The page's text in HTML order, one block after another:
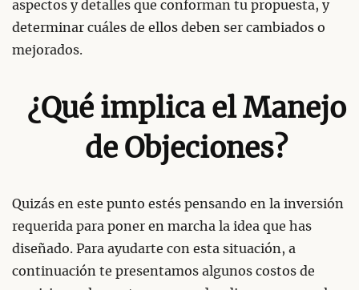
aspectos y detalles que conforman tu propuesta, y
determinar cuáles de ellos deben ser cambiados o
mejorados.
¿Qué implica el Manejo
de Objeciones?
Quizás en este punto estés pensando en la inversión
requerida para poner en marcha la idea que has
diseñado. Para ayudarte con esta situación, a
continuación te presentamos algunos costos de